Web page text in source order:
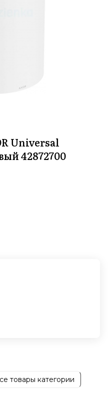
Universal
42872700
товары категории